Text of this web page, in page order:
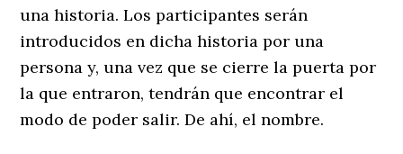
una historia. Los participantes serán
introducidos en dicha historia por una
persona y, una vez que se cierre la puerta por
la que entraron, tendrán que encontrar el
modo de poder salir. De ahí, el nombre.